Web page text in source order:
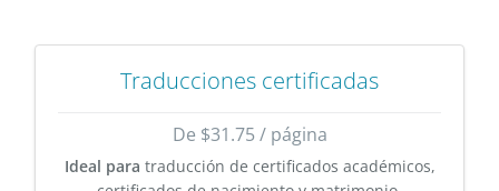
Traducciones certificadas
De $31.75 / página
Ideal para traducción de certificados académicos,